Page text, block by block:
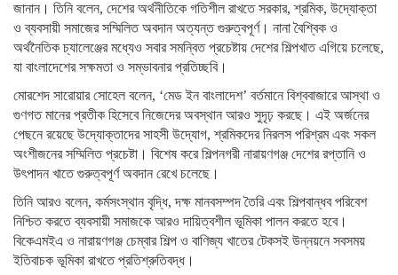
জানান। তিনি বলেন, দেশের অর্থনীতিকে গতিশীল রাখতে সরকার, শ্রমিক, উদ্যোক্তা
ও ব্যবসায়ী সমাজের সম্মিলিত অবদান অত্যন্ত গুরুত্বপূর্ণ। নানা বৈশ্বিক ও
অর্থনৈতিক চ্যালেঞ্জের মধ্যেও সবার সমন্বিত প্রচেষ্টায় দেশের শিল্পখাত এগিয়ে চলেছে,
যা বাংলাদেশের সক্ষমতা ও সম্ভাবনার প্রতিচ্ছবি।
মোরশেদ সারোয়ার সোহেল বলেন, ‘মেড ইন বাংলাদেশ’ বর্তমানে বিশ্ববাজারে আস্থা ও
গুণগত মানের প্রতীক হিসেবে নিজেদের অবস্থান আরও সুদৃঢ় করছে। এই অর্জনের
পেছনে রয়েছে উদ্যোক্তাদের সাহসী উদ্যোগ, শ্রমিকদের নিরলস পরিশ্রম এবং সকল
অংশীজনের সম্মিলিত প্রচেষ্টা। বিশেষ করে শিল্পনগরী নারায়ণগঞ্জ দেশের রপ্তানি ও
উৎপাদন খাতে গুরুত্বপূর্ণ অবদান রেখে চলেছে।
তিনি আরও বলেন, কর্মসংস্থান বৃদ্ধি, দক্ষ মানবসম্পদ তৈরি এবং শিল্পবান্ধব পরিবেশ
নিশ্চিত করতে ব্যবসায়ী সমাজকে আরও দায়িত্বশীল ভূমিকা পালন করতে হবে।
বিকেএমইএ ও নারায়ণগঞ্জ চেম্বার শিল্প ও বাণিজ্য খাতের টেকসই উন্নয়নে সবসময়
ইতিবাচক ভূমিকা রাখতে প্রতিশ্রুতিবদ্ধ।